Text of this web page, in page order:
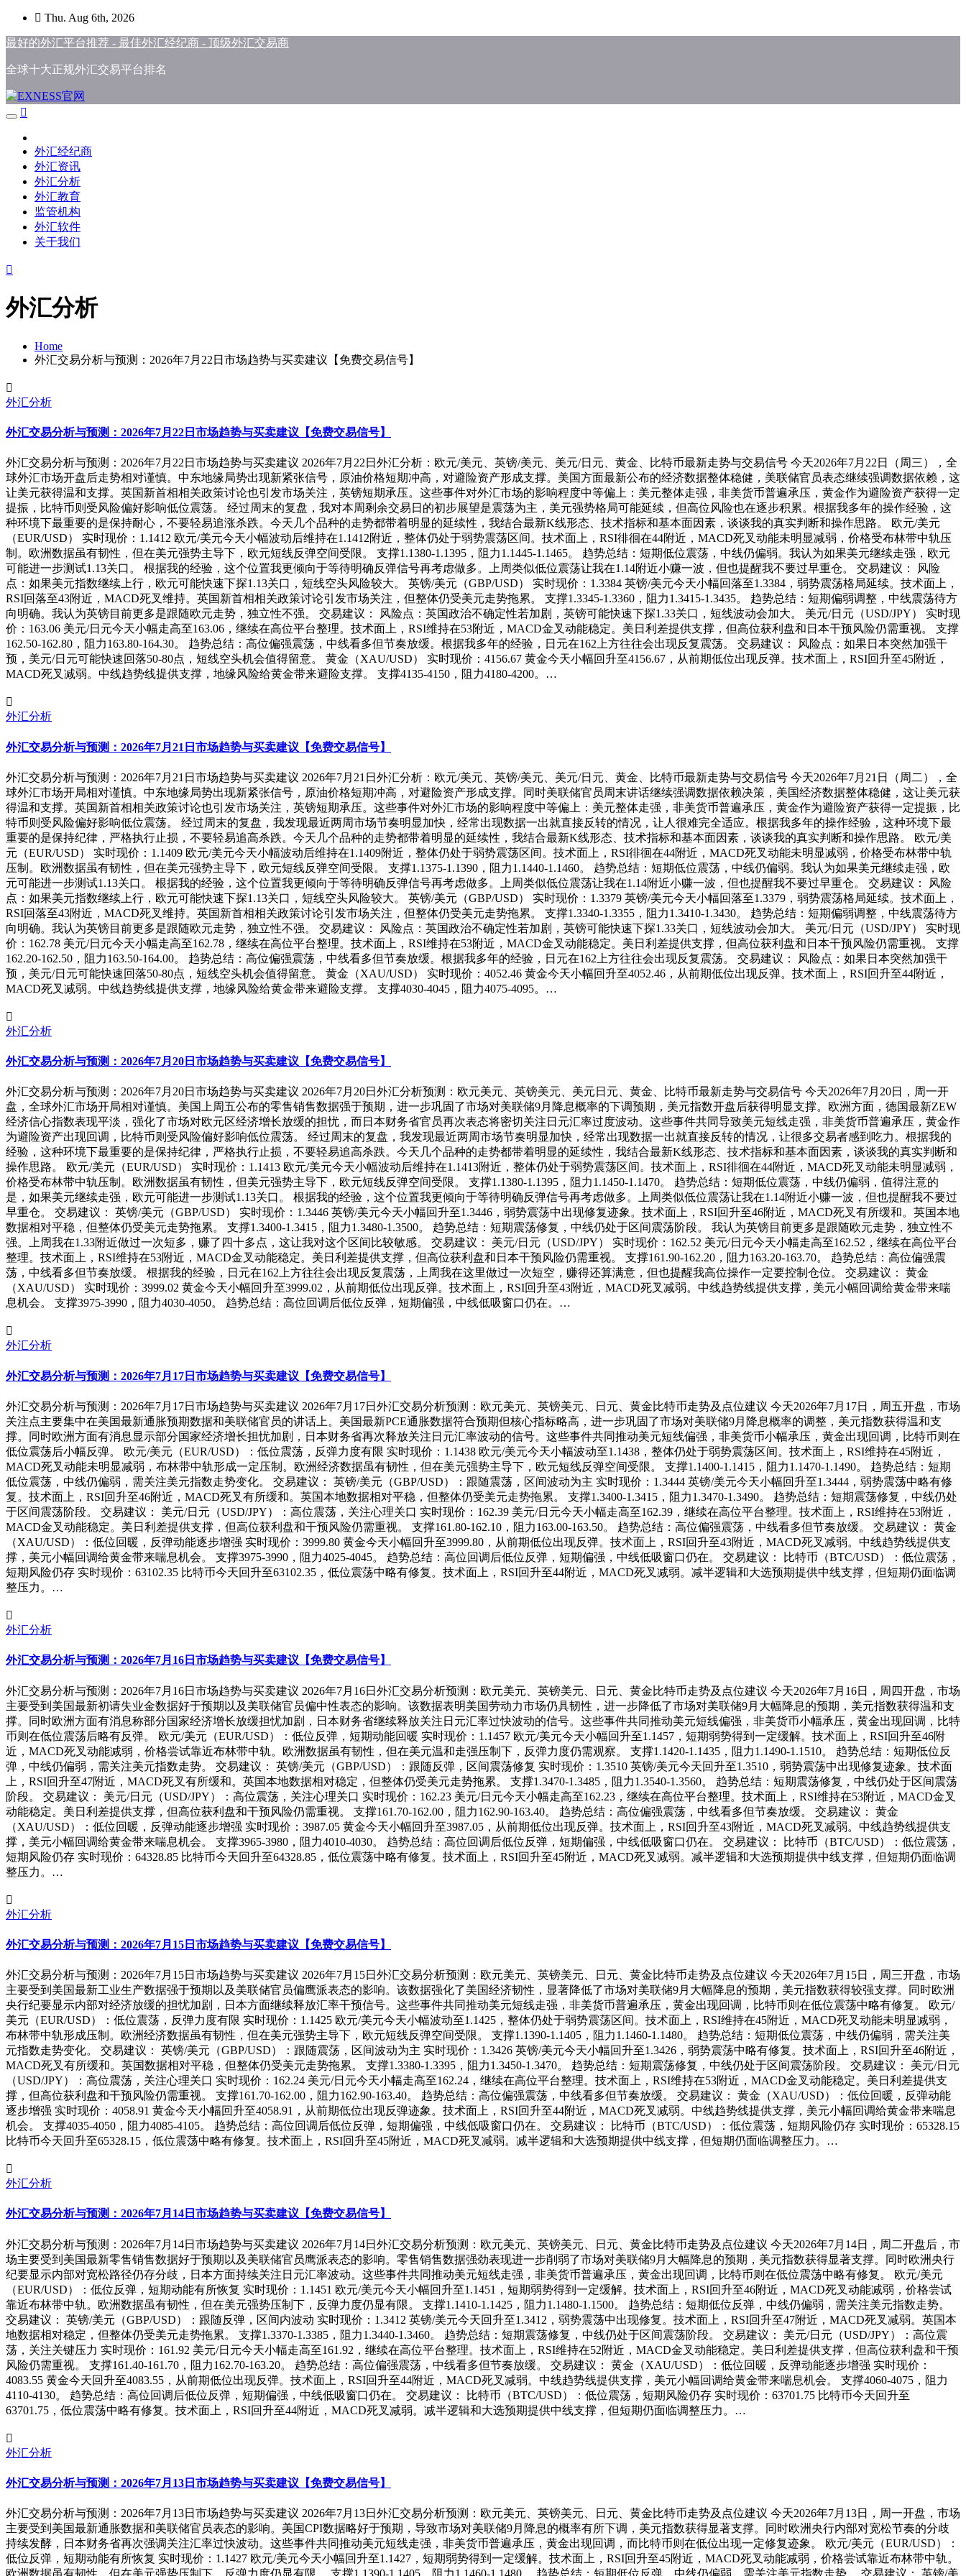
Skip
content
Thu. Aug 6th, 2026
最好的外汇平台推荐 - 最佳外汇经纪商 - 顶级外汇交易商
全球十大正规外汇交易平台排名
外汇经纪商
外汇资讯
外汇分析
外汇教育
监管机构
外汇软件
关于我们
外汇分析
Home
外汇交易分析与预测：2026年7月22日市场趋势与买卖建议【免费交易信号】
外汇分析
外汇交易分析与预测：2026年7月22日市场趋势与买卖建议【免费交易信号】
外汇交易分析与预测：2026年7月22日市场趋势与买卖建议 2026年7月22日外汇分析：欧元/美元、英镑/美元、美元/日元、黄金、比特币最新走势与交易信号 今天2026年7月22日（周三），全
球外汇市场开盘后走势相对谨慎。中东地缘局势出现新紧张信号，原油价格短期冲高，对避险资产形成支撑。美国方面最新公布的经济数据整体稳健，美联储官员表态继续强调数据依赖，这
让美元获得温和支撑。英国新首相相关政策讨论也引发市场关注，英镑短期承压。这些事件对外汇市场的影响程度中等偏上：美元整体走强，非美货币普遍承压，黄金作为避险资产获得一定
提振，比特币则受风险偏好影响低位震荡。 经过周末的复盘，我对本周剩余交易日的初步展望是震荡为主，美元强势格局可能延续，但高位风险也在逐步积累。根据我多年的操作经验，这
种环境下最重要的是保持耐心，不要轻易追涨杀跌。今天几个品种的走势都带着明显的延续性，我结合最新K线形态、技术指标和基本面因素，谈谈我的真实判断和操作思路。 欧元/美元
（EUR/USD） 实时现价：1.1412 欧元/美元今天小幅波动后维持在1.1412附近，整体仍处于弱势震荡区间。技术面上，RSI徘徊在44附近，MACD死叉动能未明显减弱，价格受布林带中轨压
制。欧洲数据虽有韧性，但在美元强势主导下，欧元短线反弹空间受限。 支撑1.1380-1.1395，阻力1.1445-1.1465。 趋势总结：短期低位震荡，中线仍偏弱。我认为如果美元继续走强，欧元
可能进一步测试1.13关口。 根据我的经验，这个位置我更倾向于等待明确反弹信号再考虑做多。上周类似低位震荡让我在1.14附近小赚一波，但也提醒我不要过早重仓。 交易建议： 风险
点：如果美元指数继续上行，欧元可能快速下探1.13关口，短线空头风险较大。 英镑/美元（GBP/USD） 实时现价：1.3384 英镑/美元今天小幅回落至1.3384，弱势震荡格局延续。技术面上，
RSI回落至43附近，MACD死叉维持。英国新首相相关政策讨论引发市场关注，但整体仍受美元走势拖累。 支撑1.3345-1.3360，阻力1.3415-1.3435。 趋势总结：短期偏弱调整，中线震荡待方
向明确。我认为英镑目前更多是跟随欧元走势，独立性不强。 交易建议： 风险点：英国政治不确定性若加剧，英镑可能快速下探1.33关口，短线波动会加大。 美元/日元（USD/JPY） 实时现
价：163.06 美元/日元今天小幅走高至163.06，继续在高位平台整理。技术面上，RSI维持在53附近，MACD金叉动能稳定。美日利差提供支撑，但高位获利盘和日本干预风险仍需重视。 支撑
162.50-162.80，阻力163.80-164.30。 趋势总结：高位偏强震荡，中线看多但节奏放缓。根据我多年的经验，日元在162上方往往会出现反复震荡。 交易建议： 风险点：如果日本突然加强干
预，美元/日元可能快速回落50-80点，短线空头机会值得留意。 黄金（XAU/USD） 实时现价：4156.67 黄金今天小幅回升至4156.67，从前期低位出现反弹。技术面上，RSI回升至45附近，
MACD死叉减弱。中线趋势线提供支撑，地缘风险给黄金带来避险支撑。 支撑4135-4150，阻力4180-4200。…
外汇分析
外汇交易分析与预测：2026年7月21日市场趋势与买卖建议【免费交易信号】
外汇交易分析与预测：2026年7月21日市场趋势与买卖建议 2026年7月21日外汇分析：欧元/美元、英镑/美元、美元/日元、黄金、比特币最新走势与交易信号 今天2026年7月21日（周二），全
球外汇市场开局相对谨慎。中东地缘局势出现新紧张信号，原油价格短期冲高，对避险资产形成支撑。同时美联储官员周末讲话继续强调数据依赖决策，美国经济数据整体稳健，这让美元获
得温和支撑。英国新首相相关政策讨论也引发市场关注，英镑短期承压。这些事件对外汇市场的影响程度中等偏上：美元整体走强，非美货币普遍承压，黄金作为避险资产获得一定提振，比
特币则受风险偏好影响低位震荡。 经过周末的复盘，我发现最近两周市场节奏明显加快，经常出现数据一出就直接反转的情况，让人很难完全适应。根据我多年的操作经验，这种环境下最
重要的是保持纪律，严格执行止损，不要轻易追高杀跌。今天几个品种的走势都带着明显的延续性，我结合最新K线形态、技术指标和基本面因素，谈谈我的真实判断和操作思路。 欧元/美
元（EUR/USD） 实时现价：1.1409 欧元/美元今天小幅波动后维持在1.1409附近，整体仍处于弱势震荡区间。技术面上，RSI徘徊在44附近，MACD死叉动能未明显减弱，价格受布林带中轨
压制。欧洲数据虽有韧性，但在美元强势主导下，欧元短线反弹空间受限。 支撑1.1375-1.1390，阻力1.1440-1.1460。 趋势总结：短期低位震荡，中线仍偏弱。我认为如果美元继续走强，欧
元可能进一步测试1.13关口。 根据我的经验，这个位置我更倾向于等待明确反弹信号再考虑做多。上周类似低位震荡让我在1.14附近小赚一波，但也提醒我不要过早重仓。 交易建议： 风险
点：如果美元指数继续上行，欧元可能快速下探1.13关口，短线空头风险较大。 英镑/美元（GBP/USD） 实时现价：1.3379 英镑/美元今天小幅回落至1.3379，弱势震荡格局延续。技术面上，
RSI回落至43附近，MACD死叉维持。英国新首相相关政策讨论引发市场关注，但整体仍受美元走势拖累。 支撑1.3340-1.3355，阻力1.3410-1.3430。 趋势总结：短期偏弱调整，中线震荡待方
向明确。我认为英镑目前更多是跟随欧元走势，独立性不强。 交易建议： 风险点：英国政治不确定性若加剧，英镑可能快速下探1.33关口，短线波动会加大。 美元/日元（USD/JPY） 实时现
价：162.78 美元/日元今天小幅走高至162.78，继续在高位平台整理。技术面上，RSI维持在53附近，MACD金叉动能稳定。美日利差提供支撑，但高位获利盘和日本干预风险仍需重视。 支撑
162.20-162.50，阻力163.50-164.00。 趋势总结：高位偏强震荡，中线看多但节奏放缓。根据我多年的经验，日元在162上方往往会出现反复震荡。 交易建议： 风险点：如果日本突然加强干
预，美元/日元可能快速回落50-80点，短线空头机会值得留意。 黄金（XAU/USD） 实时现价：4052.46 黄金今天小幅回升至4052.46，从前期低位出现反弹。技术面上，RSI回升至44附近，
MACD死叉减弱。中线趋势线提供支撑，地缘风险给黄金带来避险支撑。 支撑4030-4045，阻力4075-4095。…
外汇分析
外汇交易分析与预测：2026年7月20日市场趋势与买卖建议【免费交易信号】
外汇交易分析与预测：2026年7月20日市场趋势与买卖建议 2026年7月20日外汇分析预测：欧元美元、英镑美元、美元日元、黄金、比特币最新走势与交易信号 今天2026年7月20日，周一开
盘，全球外汇市场开局相对谨慎。美国上周五公布的零售销售数据强于预期，进一步巩固了市场对美联储9月降息概率的下调预期，美元指数开盘后获得明显支撑。欧洲方面，德国最新ZEW
经济信心指数表现平淡，强化了市场对欧元区经济增长放缓的担忧，而日本财务省官员再次表态将密切关注日元汇率过度波动。这些事件共同导致美元短线走强，非美货币普遍承压，黄金作
为避险资产出现回调，比特币则受风险偏好影响低位震荡。 经过周末的复盘，我发现最近两周市场节奏明显加快，经常出现数据一出就直接反转的情况，让很多交易者感到吃力。根据我的
经验，这种环境下最重要的是保持纪律，严格执行止损，不要轻易追高杀跌。今天几个品种的走势都带着明显的延续性，我结合最新K线形态、技术指标和基本面因素，谈谈我的真实判断和
操作思路。 欧元/美元（EUR/USD） 实时现价：1.1413 欧元/美元今天小幅波动后维持在1.1413附近，整体仍处于弱势震荡区间。技术面上，RSI徘徊在44附近，MACD死叉动能未明显减弱，
价格受布林带中轨压制。欧洲数据虽有韧性，但美元强势主导下，欧元短线反弹空间受限。 支撑1.1380-1.1395，阻力1.1450-1.1470。 趋势总结：短期低位震荡，中线仍偏弱，值得注意的
是，如果美元继续走强，欧元可能进一步测试1.13关口。 根据我的经验，这个位置我更倾向于等待明确反弹信号再考虑做多。上周类似低位震荡让我在1.14附近小赚一波，但也提醒我不要过
早重仓。 交易建议： 英镑/美元（GBP/USD） 实时现价：1.3446 英镑/美元今天小幅回升至1.3446，弱势震荡中出现修复迹象。技术面上，RSI回升至46附近，MACD死叉有所缓和。英国本地
数据相对平稳，但整体仍受美元走势拖累。 支撑1.3400-1.3415，阻力1.3480-1.3500。 趋势总结：短期震荡修复，中线仍处于区间震荡阶段。 我认为英镑目前更多是跟随欧元走势，独立性不
强。上周我在1.33附近做过一次短多，赚了四十多点，这让我对这个区间比较敏感。 交易建议： 美元/日元（USD/JPY） 实时现价：162.52 美元/日元今天小幅走高至162.52，继续在高位平台
整理。技术面上，RSI维持在53附近，MACD金叉动能稳定。美日利差提供支撑，但高位获利盘和日本干预风险仍需重视。 支撑161.90-162.20，阻力163.20-163.70。 趋势总结：高位偏强震
荡，中线看多但节奏放缓。 根据我的经验，日元在162上方往往会出现反复震荡，上周我在这里做过一次短空，赚得还算满意，但也提醒我高位操作一定要控制仓位。 交易建议： 黄金
（XAU/USD） 实时现价：3999.02 黄金今天小幅回升至3999.02，从前期低位出现反弹。技术面上，RSI回升至43附近，MACD死叉减弱。中线趋势线提供支撑，美元小幅回调给黄金带来喘
息机会。 支撑3975-3990，阻力4030-4050。 趋势总结：高位回调后低位反弹，短期偏强，中线低吸窗口仍在。…
外汇分析
外汇交易分析与预测：2026年7月17日市场趋势与买卖建议【免费交易信号】
外汇交易分析与预测：2026年7月17日市场趋势与买卖建议 2026年7月17日外汇交易分析预测：欧元美元、英镑美元、日元、黄金比特币走势及点位建议 今天2026年7月17日，周五开盘，市场
关注点主要集中在美国最新通胀预期数据和美联储官员的讲话上。美国最新PCE通胀数据符合预期但核心指标略高，进一步巩固了市场对美联储9月降息概率的调整，美元指数获得温和支
撑。同时欧洲方面有消息显示部分国家经济增长担忧加剧，日本财务省再次释放关注日元汇率波动的信号。这些事件共同推动美元短线偏强，非美货币小幅承压，黄金出现回调，比特币则在
低位震荡后小幅反弹。 欧元/美元（EUR/USD）：低位震荡，反弹力度有限 实时现价：1.1438 欧元/美元今天小幅波动至1.1438，整体仍处于弱势震荡区间。技术面上，RSI维持在45附近，
MACD死叉动能未明显减弱，布林带中轨形成一定压制。欧洲经济数据虽有韧性，但在美元强势主导下，欧元短线反弹空间受限。 支撑1.1400-1.1415，阻力1.1470-1.1490。 趋势总结：短期
低位震荡，中线仍偏弱，需关注美元指数走势变化。 交易建议： 英镑/美元（GBP/USD）：跟随震荡，区间波动为主 实时现价：1.3444 英镑/美元今天小幅回升至1.3444，弱势震荡中略有修
复。技术面上，RSI回升至46附近，MACD死叉有所缓和。英国本地数据相对平稳，但整体仍受美元走势拖累。 支撑1.3400-1.3415，阻力1.3470-1.3490。 趋势总结：短期震荡修复，中线仍处
于区间震荡阶段。 交易建议： 美元/日元（USD/JPY）：高位震荡，关注心理关口 实时现价：162.39 美元/日元今天小幅走高至162.39，继续在高位平台整理。技术面上，RSI维持在53附近，
MACD金叉动能稳定。美日利差提供支撑，但高位获利盘和干预风险仍需重视。 支撑161.80-162.10，阻力163.00-163.50。 趋势总结：高位偏强震荡，中线看多但节奏放缓。 交易建议： 黄金
（XAU/USD）：低位回暖，反弹动能逐步增强 实时现价：3999.80 黄金今天小幅回升至3999.80，从前期低位出现反弹。技术面上，RSI回升至43附近，MACD死叉减弱。中线趋势线提供支
撑，美元小幅回调给黄金带来喘息机会。 支撑3975-3990，阻力4025-4045。 趋势总结：高位回调后低位反弹，短期偏强，中线低吸窗口仍在。 交易建议： 比特币（BTC/USD）：低位震荡，
短期风险仍存 实时现价：63102.35 比特币今天回升至63102.35，低位震荡中略有修复。技术面上，RSI回升至44附近，MACD死叉减弱。减半逻辑和大选预期提供中线支撑，但短期仍面临调
整压力。…
外汇分析
外汇交易分析与预测：2026年7月16日市场趋势与买卖建议【免费交易信号】
外汇交易分析与预测：2026年7月16日市场趋势与买卖建议 2026年7月16日外汇交易分析预测：欧元美元、英镑美元、日元、黄金比特币走势及点位建议 今天2026年7月16日，周四开盘，市场
主要受到美国最新初请失业金数据好于预期以及美联储官员偏中性表态的影响。该数据表明美国劳动力市场仍具韧性，进一步降低了市场对美联储9月大幅降息的预期，美元指数获得温和支
撑。同时欧洲方面有消息称部分国家经济增长放缓担忧加剧，日本财务省继续释放关注日元汇率过快波动的信号。这些事件共同推动美元短线偏强，非美货币小幅承压，黄金出现回调，比特
币则在低位震荡后略有反弹。 欧元/美元（EUR/USD）：低位反弹，短期动能回暖 实时现价：1.1457 欧元/美元今天小幅回升至1.1457，短期弱势得到一定缓解。技术面上，RSI回升至46附
近，MACD死叉动能减弱，价格尝试靠近布林带中轨。欧洲数据虽有韧性，但在美元温和走强压制下，反弹力度仍需观察。 支撑1.1420-1.1435，阻力1.1490-1.1510。 趋势总结：短期低位反
弹，中线仍偏弱，需关注美元指数走势。 交易建议： 英镑/美元（GBP/USD）：跟随反弹，区间震荡修复 实时现价：1.3510 英镑/美元今天回升至1.3510，弱势震荡中出现修复迹象。技术面
上，RSI回升至47附近，MACD死叉有所缓和。英国本地数据相对稳定，但整体仍受美元走势拖累。 支撑1.3470-1.3485，阻力1.3540-1.3560。 趋势总结：短期震荡修复，中线仍处于区间震荡
阶段。 交易建议： 美元/日元（USD/JPY）：高位震荡，关注心理关口 实时现价：162.23 美元/日元今天小幅走高至162.23，继续在高位平台整理。技术面上，RSI维持在53附近，MACD金叉
动能稳定。美日利差提供支撑，但高位获利盘和干预风险仍需重视。 支撑161.70-162.00，阻力162.90-163.40。 趋势总结：高位偏强震荡，中线看多但节奏放缓。 交易建议： 黄金
（XAU/USD）：低位回暖，反弹动能逐步增强 实时现价：3987.05 黄金今天小幅回升至3987.05，从前期低位出现反弹。技术面上，RSI回升至43附近，MACD死叉减弱。中线趋势线提供支
撑，美元小幅回调给黄金带来喘息机会。 支撑3965-3980，阻力4010-4030。 趋势总结：高位回调后低位反弹，短期偏强，中线低吸窗口仍在。 交易建议： 比特币（BTC/USD）：低位震荡，
短期风险仍存 实时现价：64328.85 比特币今天回升至64328.85，低位震荡中略有修复。技术面上，RSI回升至45附近，MACD死叉减弱。减半逻辑和大选预期提供中线支撑，但短期仍面临调
整压力。…
外汇分析
外汇交易分析与预测：2026年7月15日市场趋势与买卖建议【免费交易信号】
外汇交易分析与预测：2026年7月15日市场趋势与买卖建议 2026年7月15日外汇交易分析预测：欧元美元、英镑美元、日元、黄金比特币走势及点位建议 今天2026年7月15日，周三开盘，市场
主要受到美国最新工业生产数据强于预期以及美联储官员偏鹰派表态的影响。该数据强化了美国经济韧性，显著降低了市场对美联储9月大幅降息的预期，美元指数获得较强支撑。同时欧洲
央行纪要显示内部对经济放缓的担忧加剧，日本方面继续释放汇率干预信号。这些事件共同推动美元短线走强，非美货币普遍承压，黄金出现回调，比特币则在低位震荡中略有修复。 欧元/
美元（EUR/USD）：低位震荡，反弹力度有限 实时现价：1.1425 欧元/美元今天小幅波动至1.1425，整体仍处于弱势震荡区间。技术面上，RSI维持在45附近，MACD死叉动能未明显减弱，
布林带中轨形成压制。欧洲经济数据虽有韧性，但在美元强势主导下，欧元短线反弹空间受限。 支撑1.1390-1.1405，阻力1.1460-1.1480。 趋势总结：短期低位震荡，中线仍偏弱，需关注美
元指数走势变化。 交易建议： 英镑/美元（GBP/USD）：跟随震荡，区间波动为主 实时现价：1.3426 英镑/美元今天小幅回升至1.3426，弱势震荡中略有修复。技术面上，RSI回升至46附近，
MACD死叉有所缓和。英国数据相对平稳，但整体仍受美元走势拖累。 支撑1.3380-1.3395，阻力1.3450-1.3470。 趋势总结：短期震荡修复，中线仍处于区间震荡阶段。 交易建议： 美元/日元
（USD/JPY）：高位震荡，关注心理关口 实时现价：162.24 美元/日元今天小幅走高至162.24，继续在高位平台整理。技术面上，RSI维持在53附近，MACD金叉动能稳定。美日利差提供支
撑，但高位获利盘和干预风险仍需重视。 支撑161.70-162.00，阻力162.90-163.40。 趋势总结：高位偏强震荡，中线看多但节奏放缓。 交易建议： 黄金（XAU/USD）：低位回暖，反弹动能
逐步增强 实时现价：4058.91 黄金今天小幅回升至4058.91，从前期低位出现反弹迹象。技术面上，RSI回升至44附近，MACD死叉减弱。中线趋势线提供支撑，美元小幅回调给黄金带来喘息
机会。 支撑4035-4050，阻力4085-4105。 趋势总结：高位回调后低位反弹，短期偏强，中线低吸窗口仍在。 交易建议： 比特币（BTC/USD）：低位震荡，短期风险仍存 实时现价：65328.15
比特币今天回升至65328.15，低位震荡中略有修复。技术面上，RSI回升至45附近，MACD死叉减弱。减半逻辑和大选预期提供中线支撑，但短期仍面临调整压力。…
外汇分析
外汇交易分析与预测：2026年7月14日市场趋势与买卖建议【免费交易信号】
外汇交易分析与预测：2026年7月14日市场趋势与买卖建议 2026年7月14日外汇交易分析预测：欧元美元、英镑美元、日元、黄金比特币走势及点位建议 今天2026年7月14日，周二开盘后，市
场主要受到美国最新零售销售数据好于预期以及美联储官员鹰派表态的影响。零售销售数据强劲表现进一步削弱了市场对美联储9月大幅降息的预期，美元指数获得显著支撑。同时欧洲央行
纪要显示内部对宽松路径仍存分歧，日本方面持续关注日元汇率波动。这些事件共同推动美元短线走强，非美货币普遍承压，黄金出现回调，比特币则在低位震荡中略有修复。 欧元/美元
（EUR/USD）：低位反弹，短期动能有所恢复 实时现价：1.1451 欧元/美元今天小幅回升至1.1451，短期弱势得到一定缓解。技术面上，RSI回升至46附近，MACD死叉动能减弱，价格尝试
靠近布林带中轨。欧洲数据虽有韧性，但在美元强势压制下，反弹力度仍显有限。 支撑1.1410-1.1425，阻力1.1480-1.1500。 趋势总结：短期低位反弹，中线仍偏弱，需关注美元指数走势。
交易建议： 英镑/美元（GBP/USD）：跟随反弹，区间内波动 实时现价：1.3412 英镑/美元今天回升至1.3412，弱势震荡中出现修复。技术面上，RSI回升至47附近，MACD死叉减弱。英国本
地数据相对稳定，但整体仍受美元走势拖累。 支撑1.3370-1.3385，阻力1.3440-1.3460。 趋势总结：短期震荡修复，中线仍处于区间震荡阶段。 交易建议： 美元/日元（USD/JPY）：高位震
荡，关注关键压力 实时现价：161.92 美元/日元今天小幅走高至161.92，继续在高位平台整理。技术面上，RSI维持在52附近，MACD金叉动能稳定。美日利差提供支撑，但高位获利盘和干预
风险仍需重视。 支撑161.40-161.70，阻力162.70-163.20。 趋势总结：高位偏强震荡，中线看多但节奏放缓。 交易建议： 黄金（XAU/USD）：低位回暖，反弹动能逐步增强 实时现价：
4083.55 黄金今天回升至4083.55，从前期低位出现反弹。技术面上，RSI回升至44附近，MACD死叉减弱。中线趋势线提供支撑，美元小幅回调给黄金带来喘息机会。 支撑4060-4075，阻力
4110-4130。 趋势总结：高位回调后低位反弹，短期偏强，中线低吸窗口仍在。 交易建议： 比特币（BTC/USD）：低位震荡，短期风险仍存 实时现价：63701.75 比特币今天回升至
63701.75，低位震荡中略有修复。技术面上，RSI回升至44附近，MACD死叉减弱。减半逻辑和大选预期提供中线支撑，但短期仍面临调整压力。…
外汇分析
外汇交易分析与预测：2026年7月13日市场趋势与买卖建议【免费交易信号】
外汇交易分析与预测：2026年7月13日市场趋势与买卖建议 2026年7月13日外汇交易分析预测：欧元美元、英镑美元、日元、黄金比特币走势及点位建议 今天2026年7月13日，周一开盘，市场
主要受到美国最新通胀数据和美联储官员表态的影响。美国CPI数据略好于预期，导致市场对美联储9月降息的概率有所下调，美元指数获得显著支撑。同时欧洲央行内部对宽松节奏的分歧
持续发酵，日本财务省再次强调关注汇率过快波动。这些事件共同推动美元短线走强，非美货币普遍承压，黄金出现回调，而比特币则在低位出现一定修复迹象。 欧元/美元（EUR/USD）：
低位反弹，短期动能有所恢复 实时现价：1.1427 欧元/美元今天小幅回升至1.1427，短期弱势得到一定缓解。技术面上，RSI回升至45附近，MACD死叉动能减弱，价格尝试靠近布林带中轨。